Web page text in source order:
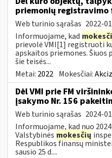
priemonių
Web turinio sąrašas 2022-
Informuojame, kad
prievolė VMI[1] registruoti
apskaitos priemones.
šie teisės...
Metai: 2022 Mokesčiai:
Dėl VMI prie FM
įsakymo Nr. 156
Web turinio sąrašas 2024-
Informuojame, kad nuo
Valstybinės mokesčių
Respublikos finansų
sausio 25 d....